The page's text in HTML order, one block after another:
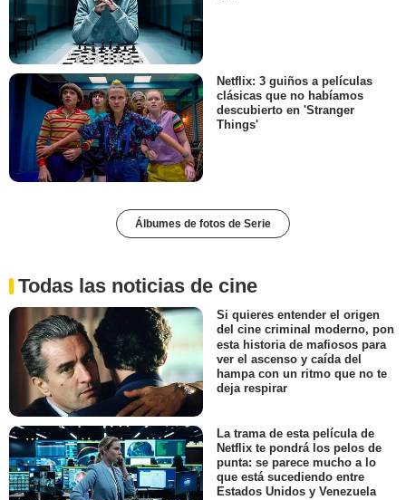
Netflix: 3 guiños a películas
clásicas que no habíamos
descubierto en 'Stranger
Things'
Álbumes de fotos de Serie
Todas las noticias de cine
Si quieres entender el origen
del cine criminal moderno, pon
esta historia de mafiosos para
ver el ascenso y caída del
hampa con un ritmo que no te
deja respirar
La trama de esta película de
Netflix te pondrá los pelos de
punta: se parece mucho a lo
que está sucediendo entre
Estados Unidos y Venezuela